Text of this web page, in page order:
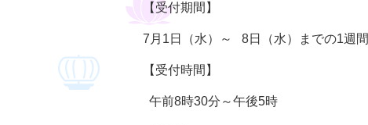
【受付期間】
7月1日（水）～ 8日（水）までの1週間
【受付時間】
午前8時30分～午後5時